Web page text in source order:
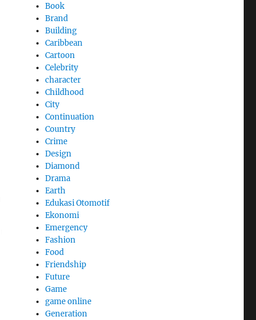
Book
Brand
Building
Caribbean
Cartoon
Celebrity
character
Childhood
City
Continuation
Country
Crime
Design
Diamond
Drama
Earth
Edukasi Otomotif
Ekonomi
Emergency
Fashion
Food
Friendship
Future
Game
game online
Generation